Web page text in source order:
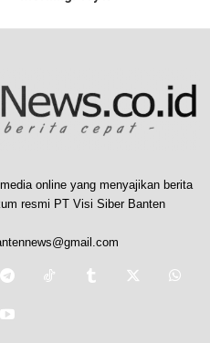
online yang menyajikan berita
resmi PT Visi Siber Banten